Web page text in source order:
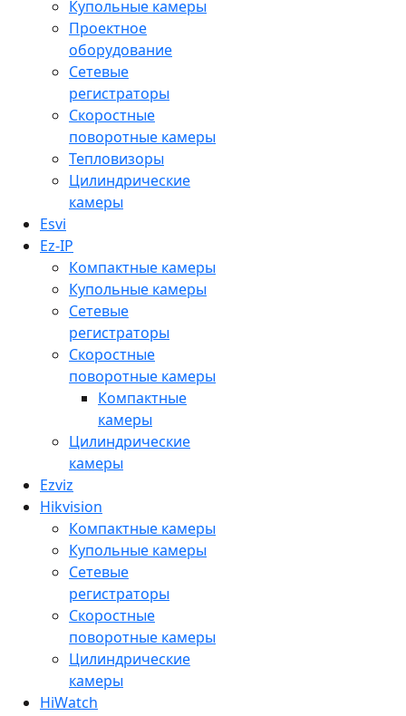
Купольные камеры
Проектное
оборудование
Сетевые
регистраторы
Скоростные
поворотные камеры
Тепловизоры
Цилиндрические
камеры
Esvi
Ez-IP
Компактные камеры
Купольные камеры
Сетевые
регистраторы
Скоростные
поворотные камеры
Компактные
камеры
Цилиндрические
камеры
Ezviz
Hikvision
Компактные камеры
Купольные камеры
Сетевые
регистраторы
Скоростные
поворотные камеры
Цилиндрические
камеры
HiWatch